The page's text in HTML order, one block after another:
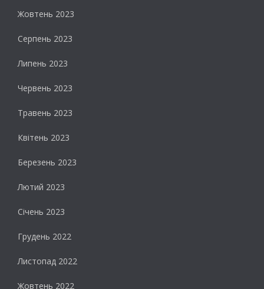
Жовтень 2023
Серпень 2023
Липень 2023
Червень 2023
Травень 2023
Квітень 2023
Березень 2023
Лютий 2023
Січень 2023
Грудень 2022
Листопад 2022
Жовтень 2022